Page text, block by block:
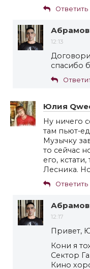
Ответить
12:13
спасибо
Юлия
Ну ничего
там пьют-
Музычку
то сейчас
его,
Лесника.
Ответить
12:17
Привет,
Кони я
Сектор
Кино